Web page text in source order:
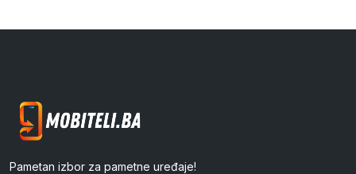
Pametan izbor za pametne uređaje!